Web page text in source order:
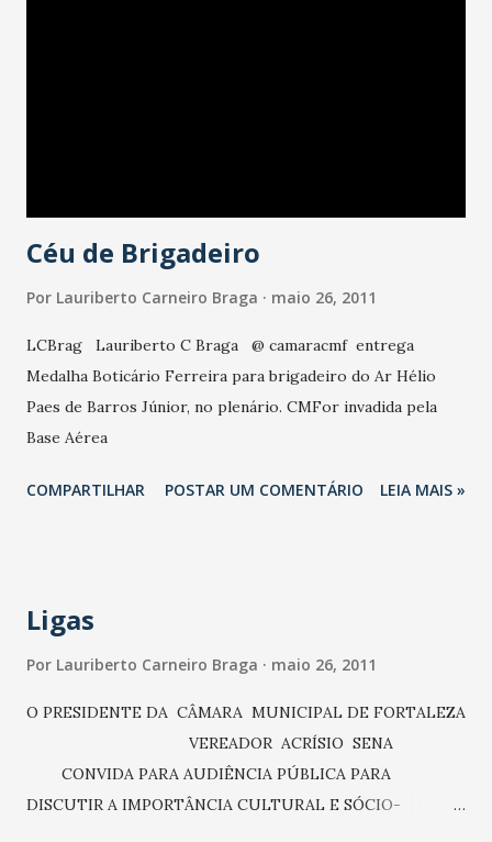
Céu de Brigadeiro
Por Lauriberto Carneiro Braga maio 26, 2011
LCBrag Lauriberto C Braga @ camaracmf entrega
Medalha Boticário Ferreira para brigadeiro do Ar Hélio
Paes de Barros Júnior, no plenário. CMFor invadida pela
Base Aérea
COMPARTILHAR POSTAR UM COMENTÁRIO LEIA MAIS »
Ligas
Por Lauriberto Carneiro Braga maio 26, 2011
O PRESIDENTE DA CÂMARA MUNICIPAL DE FORTALEZA
VEREADOR ACRÍSIO SENA
CONVIDA PARA AUDIÊNCIA PÚBLICA PARA
DISCUTIR A IMPORTÂNCIA CULTURAL E SÓCIO-